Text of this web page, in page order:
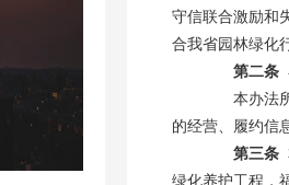
守信联合激励和
合我省园林绿化
第二条
本办法所
的经营、履约信
第三条
绿化养护工程，